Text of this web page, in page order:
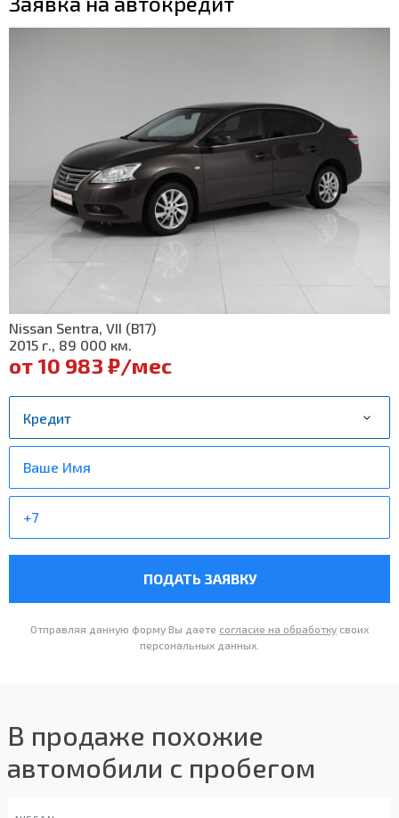
Nissan Sentra, VII (B17)
2015 г., 89 000 км.
от 10 983 ₽/мес
ПОДАТЬ ЗАЯВКУ
Отправляя данную форму Вы даете согласие на обработку своих
персональных данных.
В продаже похожие
автомобили с пробегом